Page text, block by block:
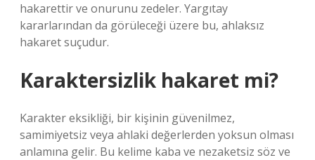
hakarettir ve onurunu zedeler. Yargıtay
kararlarından da görüleceği üzere bu, ahlaksız
hakaret suçudur.
Karaktersizlik hakaret mi?
Karakter eksikliği, bir kişinin güvenilmez,
samimiyetsiz veya ahlaki değerlerden yoksun olması
anlamına gelir. Bu kelime kaba ve nezaketsiz söz ve